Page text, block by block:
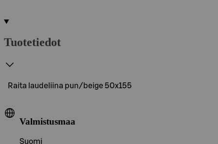
Tuotetiedot
Raita laudeliina pun/beige 50x155
Valmistusmaa
Suomi